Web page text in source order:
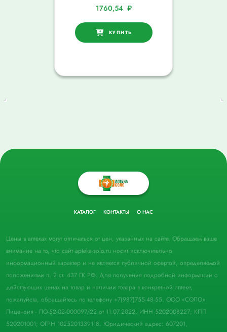
1760,54 ₽
КУПИТЬ
КАТАЛОГ КОНТАКТЫ О НАС
Цены в аптеках могут отличаться от цен, указанных на сайте. Обращаем ваше
внимание на то, что сайт apteka-solo.ru носит исключительно
информационный характер и не является публичной офертой, определяемой
положениями п. 2 ст. 437 ГК РФ. Для получения подробной информации о
действующих ценах на товар и наличии товара в конкретной аптеке,
пожалуйста, обращайтесь по телефону +7(987)755-48-55. ООО «СОЛО».
Лицензия - ЛО-52-02-000097/22 от 11.07.2022. ИНН 5202008227; КПП
520201001; ОГРН 1025201339118. Юридический адрес: 607201,